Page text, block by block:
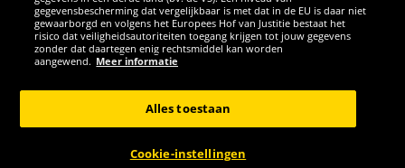
Copyright © 2026 Sportspar GmbH, Gustav-Adolf-Ring 7, 04838 Eilenburg
*Alle prijzen incl. wettelijke btw excl. verzendingskosten en eventueel
kosten voor levering ter plaatse, tenzij anderszins beschreven. 1Huidige
gegevensbescherming dat vergelijkbaar is met dat in de EU is daar niet
gewaarborgd en volgens het Europees Hof van Justitie bestaat het
risico dat veiligheidsautoriteiten toegang krijgen tot jouw gegevens
zonder dat daartegen enig rechtsmiddel kan worden
aangewend. Meer informatie
Cookie-instellingen
Alles toestaan